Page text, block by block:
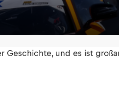
Geschichte, und es ist